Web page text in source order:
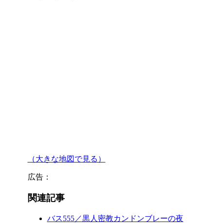
（大きな地図で見る）
広告：
関連記事
バス555／黒人密教カンドンブレーの夜